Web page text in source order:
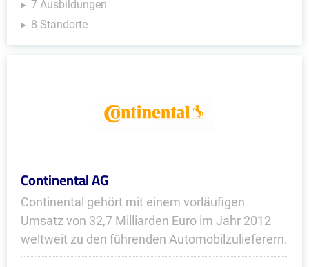
7 Ausbildungen
8 Standorte
Continental AG
Continental gehört mit einem vorläufigen
Umsatz von 32,7 Milliarden Euro im Jahr 2012
weltweit zu den führenden Automobilzulieferern.